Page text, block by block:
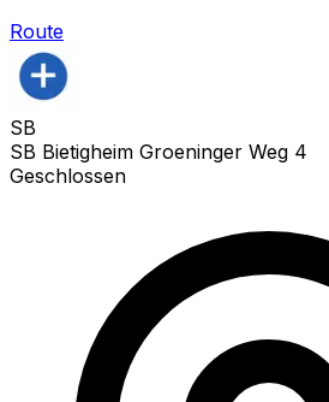
Route
SB
SB Bietigheim Groeninger Weg 4
Geschlossen